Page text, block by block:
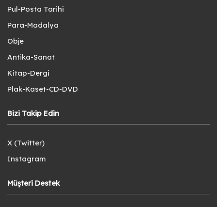
Pul-Posta Tarihi
Para-Madalya
Obje
Antika-Sanat
Kitap-Dergi
Plak-Kaset-CD-DVD
Bizi Takip Edin
X (Twitter)
Instagram
Müşteri Destek